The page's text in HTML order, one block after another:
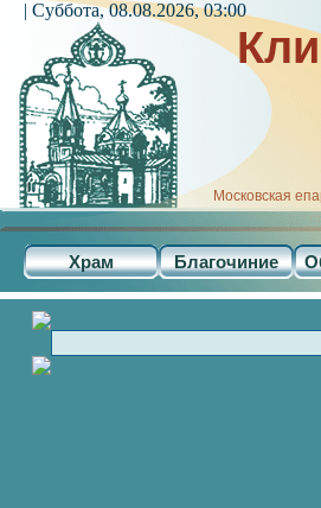
Московская
Храм Благочиние
| Суббота, 08.08.2026, 03:00